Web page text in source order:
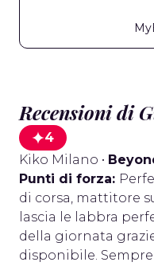
Recensioni di
4
Kiko Milano •
Punti di forza:
di corsa, mattitore
lascia le labbra
della giornata
disponibile.